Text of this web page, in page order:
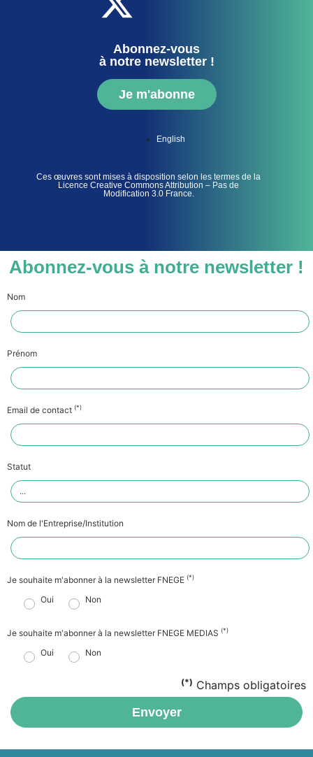
Abonnez-vous
à notre newsletter !
Je m'abonne
English
Ces œuvres sont mises à disposition selon les termes de la
Licence Creative Commons Attribution – Pas de
Modification 3.0 France.
Abonnez-vous à notre newsletter !
Nom
Prénom
Email de contact (*)
Statut
Nom de l'Entreprise/Institution
Je souhaite m'abonner à la newsletter FNEGE (*)
Oui Non
Je souhaite m'abonner à la newsletter FNEGE MEDIAS (*)
Oui Non
(*) Champs obligatoires
Envoyer